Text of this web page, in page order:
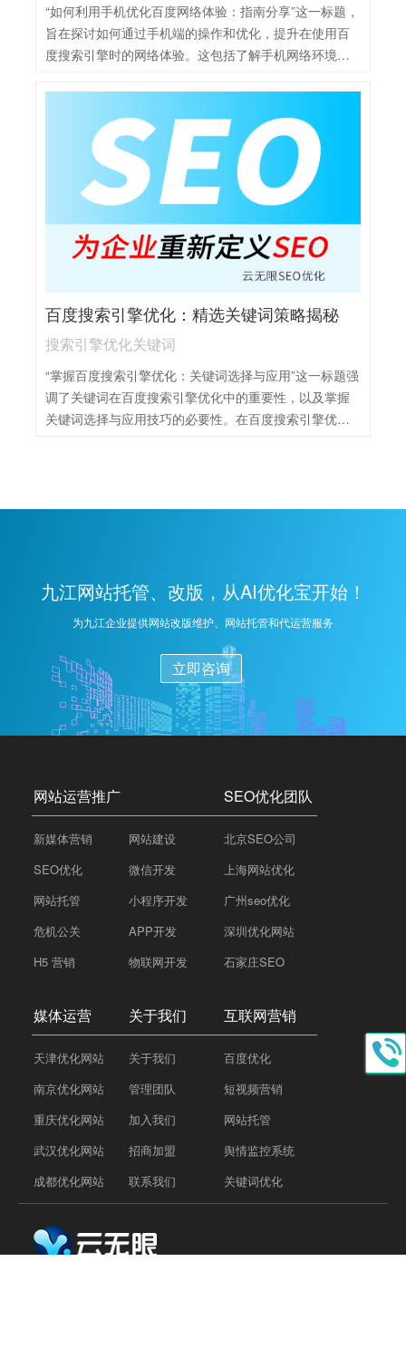
“如何利用手机优化百度网络体验：指南分享”这一标题，
旨在探讨如何通过手机端的操作和优化，提升在使用百
度搜索引擎时的网络体验。这包括了解手机网络环境的
置，以获得更快的加载速度和更准确的搜索结果。同
时，也可以通过清理手机缓存、关闭不必要的后台应用
等方式，释放手机资源，进一步提升百度搜索的网络体
验。此外，关注百度的移动优化策略，如AMP页面、移
动站点等，也是提升手机百度网络体验的重要途径。总
之，通过综合运用这些方法和技巧，我们可以有效优化
手机端的百度网络体验，使搜索更加便捷、高效。
百度搜索引擎优化：精选关键词策略揭秘
搜索引擎优化关键词
“掌握百度搜索引擎优化：关键词选择与应用”这一标题强
调了关键词在百度搜索引擎优化中的重要性，以及掌握
关键词选择与应用技巧的必要性。在百度搜索引擎优化
用技巧，是提升网站流量和曝光度的关键。这需要对用
九江网站托管、改版，从AI优化宝开始！
为九江企业提供网站改版维护、网站托管和代运营服务
立即咨询
网站运营推广
新媒体营销
SEO优化
网站托管
危机公关
H5 营销
网站建设
微信开发
小程序开发
APP开发
物联网开发
SEO优化团队
北京SEO公司
上海网站优化
广州seo优化
深圳优化网站
石家庄SEO
媒体运营
天津优化网站
南京优化网站
重庆优化网站
武汉优化网站
成都优化网站
关于我们
关于我们
管理团队
加入我们
招商加盟
联系我们
互联网营销
百度优化
短视频营销
网站托管
舆情监控系统
关键词优化